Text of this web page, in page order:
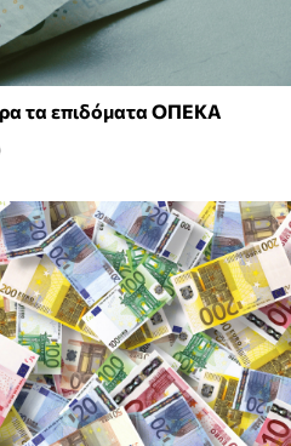
τα επιδόματα ΟΠΕΚΑ